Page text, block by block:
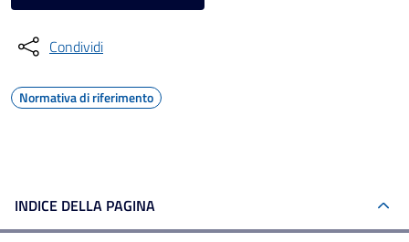
Condividi
Normativa di riferimento
INDICE DELLA PAGINA